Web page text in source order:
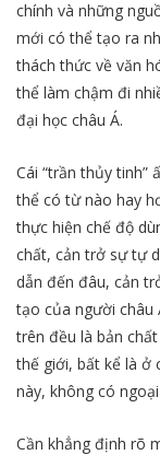
chính và những
mới có thể tạo ra
thách thức về văn
thể làm chậm đi
đại học châu Á.
Cái “trần thủy tinh”
thể có từ nào hay
thực hiện chế độ
chất, cản trở sự tự
dẫn đến đâu, cản
tạo của người châu
trên đều là bản
thế giới, bất kể là ở
này, không có
Cần khẳng định rõ